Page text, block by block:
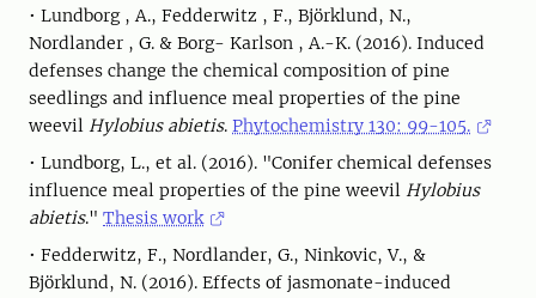
• Lundborg , A., Fedderwitz , F., Björklund, N.,
Nordlander , G. & Borg- Karlson , A.-K. (2016). Induced
defenses change the chemical composition of pine
seedlings and influence meal properties of the pine
weevil Hylobius abietis. Phytochemistry 130: 99-105.
• Lundborg, L., et al. (2016). "Conifer chemical defenses
influence meal properties of the pine weevil Hylobius
abietis." Thesis work
• Fedderwitz, F., Nordlander, G., Ninkovic, V., &
Björklund, N. (2016). Effects of jasmonate-induced